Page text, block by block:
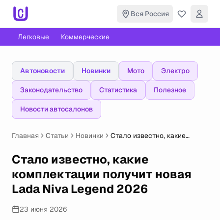
Вся Россия
Легковые Коммерческие
Автоновости Новинки Мото Электро
Законодательство Статистика Полезное
Новости автосалонов
Главная Статьи Новинки
Стало известно, какие
новая Lada Niva Legend 2026
Стало известно, какие
комплектации получит новая
Lada Niva Legend 2026
23 июня 2026